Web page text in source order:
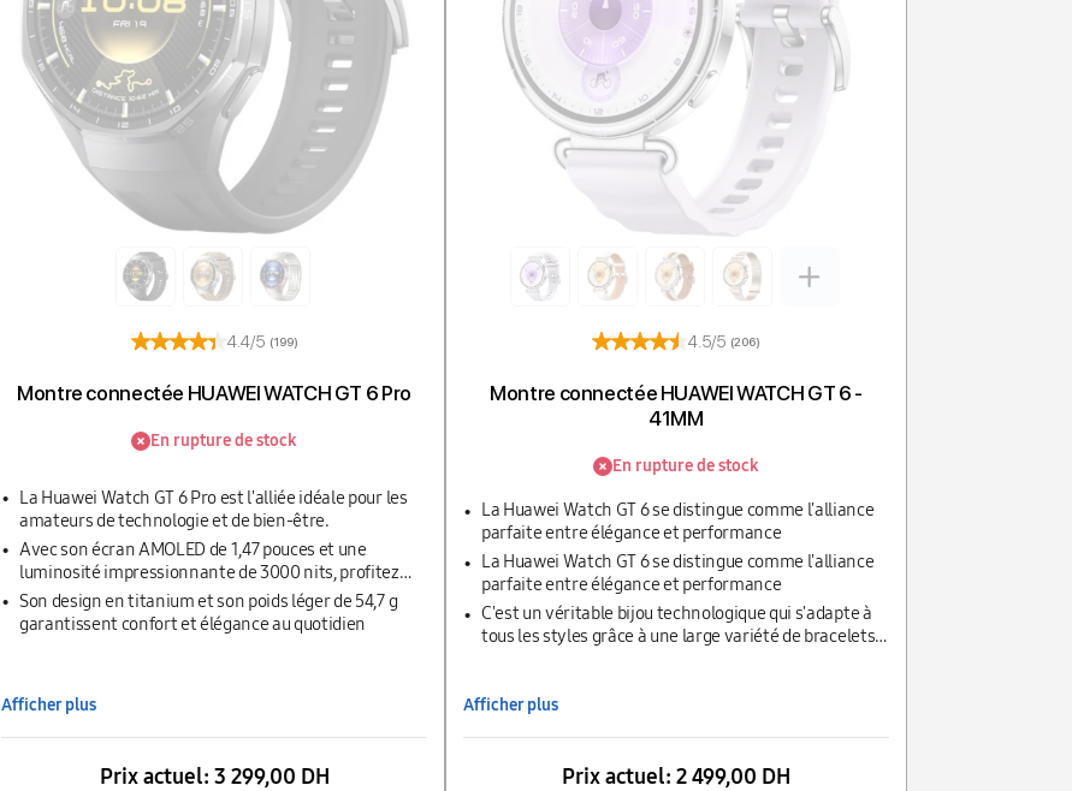
4.4/5 (199)
Montre connectée HUAWEI WATCH GT 6 Pro
En rupture de stock
La Huawei Watch GT 6 Pro est l'alliée idéale pour les
amateurs de technologie et de bien-être.
Avec son écran AMOLED de 1,47 pouces et une
luminosité impressionnante de 3000 nits, profitez
d'une visibilité exceptionnelle en toutes
circonstances
Son design en titanium et son poids léger de 54,7 g
garantissent confort et élégance au quotidien
Afficher plus
Prix actuel: 3 299,00 DH
4.5/5 (206)
Montre connectée HUAWEI WATCH GT 6 -
41MM
En rupture de stock
La Huawei Watch GT 6 se distingue comme l'alliance
parfaite entre élégance et performance
La Huawei Watch GT 6 se distingue comme l'alliance
parfaite entre élégance et performance
C'est un véritable bijou technologique qui s'adapte à
tous les styles grâce à une large variété de bracelets
Afficher plus
Prix actuel: 2 499,00 DH